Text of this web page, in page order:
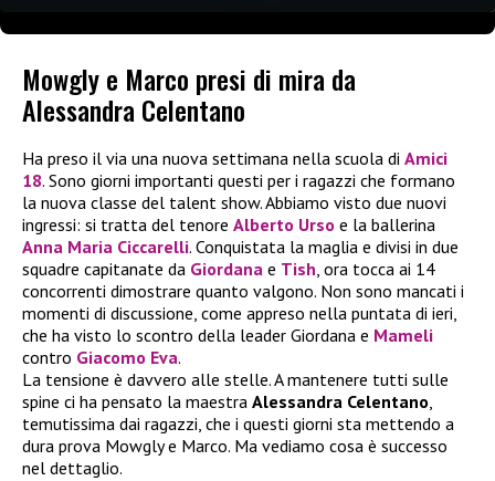
Mowgly e Marco presi di mira da
Alessandra Celentano
Ha preso il via una nuova settimana nella scuola di Amici
18. Sono giorni importanti questi per i ragazzi che formano
la nuova classe del talent show. Abbiamo visto due nuovi
ingressi: si tratta del tenore Alberto Urso e la ballerina
Anna Maria Ciccarelli. Conquistata la maglia e divisi in due
squadre capitanate da Giordana e Tish, ora tocca ai 14
concorrenti dimostrare quanto valgono. Non sono mancati i
momenti di discussione, come appreso nella puntata di ieri,
che ha visto lo scontro della leader Giordana e Mameli
contro Giacomo Eva.
La tensione è davvero alle stelle. A mantenere tutti sulle
spine ci ha pensato la maestra Alessandra Celentano,
temutissima dai ragazzi, che i questi giorni sta mettendo a
dura prova Mowgly e Marco. Ma vediamo cosa è successo
nel dettaglio.